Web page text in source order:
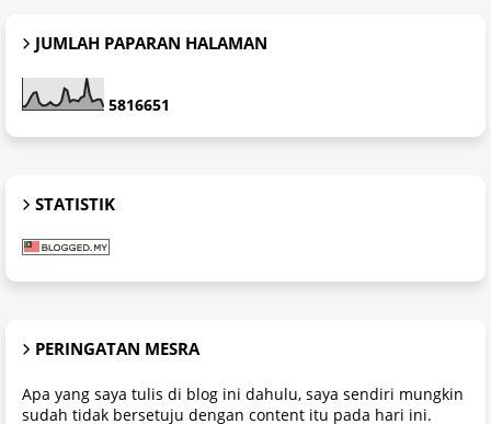
JUMLAH PAPARAN HALAMAN
5816651
STATISTIK
PERINGATAN MESRA
Apa yang saya tulis di blog ini dahulu, saya sendiri mungkin
sudah tidak bersetuju dengan content itu pada hari ini.